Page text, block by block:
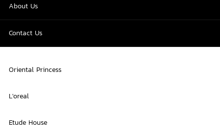
About Us
Contact Us
Oriental Princess
L'oreal
Etude House